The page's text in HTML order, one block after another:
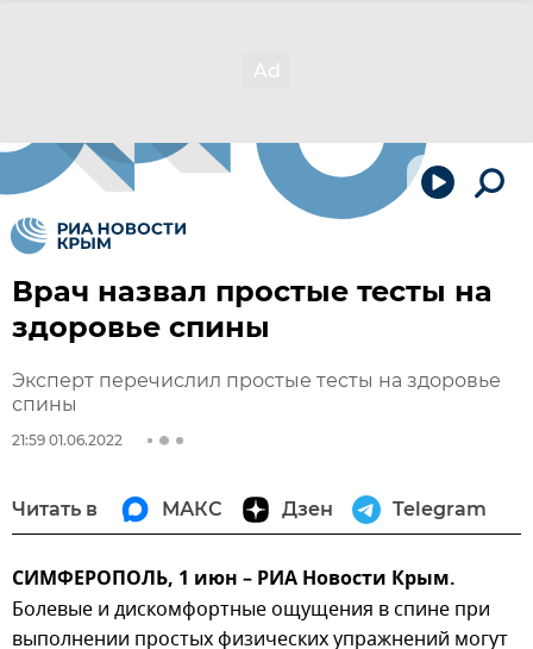
Врач назвал простые тесты на
здоровье спины
Эксперт перечислил простые тесты на здоровье
спины
21:59 01.06.2022
Читать в МАКС Дзен Telegram
СИМФЕРОПОЛЬ, 1 июн – РИА Новости Крым.
Болевые и дискомфортные ощущения в спине при
выполнении простых физических упражнений могут